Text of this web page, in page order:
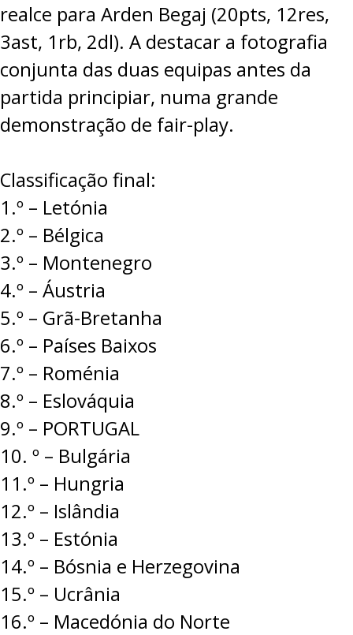
realce para Arden Begaj (20pts, 12res,
3ast, 1rb, 2dl). A destacar a fotografia
conjunta das duas equipas antes da
partida principiar, numa grande
demonstração de fair-play.
Classificação final:
1.º – Letónia
2.º – Bélgica
3.º – Montenegro
4.º – Áustria
5.º – Grã-Bretanha
6.º – Países Baixos
7.º – Roménia
8.º – Eslováquia
9.º – PORTUGAL
10. º – Bulgária
11.º – Hungria
12.º – Islândia
13.º – Estónia
14.º – Bósnia e Herzegovina
15.º – Ucrânia
16.º – Macedónia do Norte